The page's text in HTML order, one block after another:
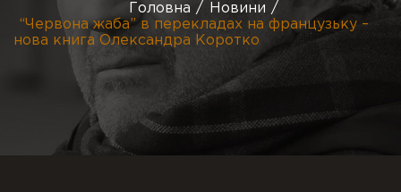
Головна
Новини
“Червона жаба” в перекладах на французьку –
нова книга Олександра Коротко